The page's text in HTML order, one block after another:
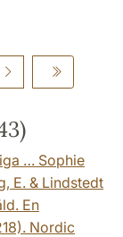
… Sophie
E. & Lindstedt
En
Nordic